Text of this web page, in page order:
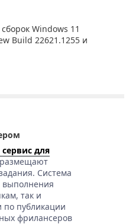
Windows 11
Build 22621.1255 и
для
размещают
Система
выполнения
так и
по публикации
фрилансеров